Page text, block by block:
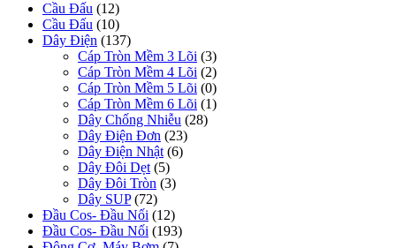
Cầu Đấu (12)
Cầu Đấu (10)
Dây Điện (137)
Cáp Tròn Mềm 3 Lõi (3)
Cáp Tròn Mềm 4 Lõi (2)
Cáp Tròn Mềm 5 Lõi (0)
Cáp Tròn Mềm 6 Lõi (1)
Dây Chống Nhiễu (28)
Dây Điện Đơn (23)
Dây Điện Nhật (6)
Dây Đôi Dẹt (5)
Dây Đôi Tròn (3)
Dây SUP (72)
Đầu Cos- Đầu Nối (12)
Đầu Cos- Đầu Nối (193)